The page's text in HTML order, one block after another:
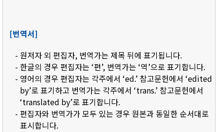
[번역서]
- 원저자 외 편집자, 번역가는 제목 뒤에 표기됩니다.
- 한글의 경우 편집자는 ‘편’, 번역가는 ‘역’으로 표기합니다.
- 영어의 경우 편집자는 각주에서 ‘ed.’ 참고문헌에서 ‘edited
by’로 표기하고 번역가는 각주에서 ‘trans.’ 참고문헌에서
‘translated by’로 표기합니다.
- 편집자와 번역가가 모두 있는 경우 원본과 동일한 순서대로
표시합니다.